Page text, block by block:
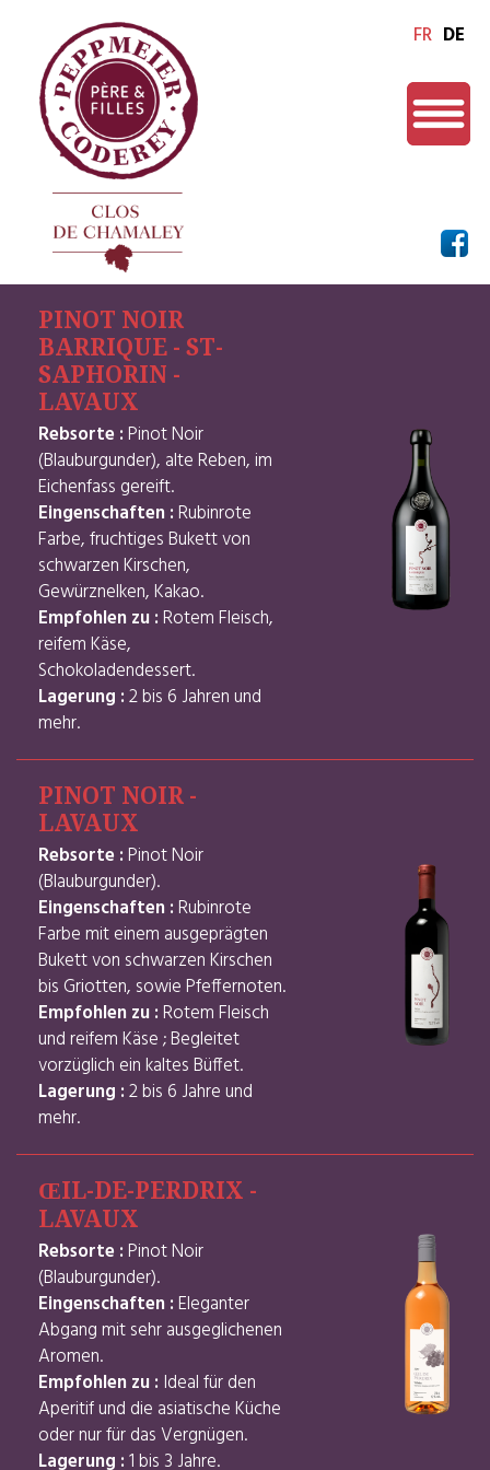
FR DE
PINOT NOIR
BARRIQUE - ST-
SAPHORIN -
LAVAUX
Rebsorte :Pinot Noir
(Blauburgunder), alte Reben, im
Eichenfass gereift.
Eingenschaften :Rubinrote
Farbe, fruchtiges Bukett von
schwarzen Kirschen,
Gewürznelken, Kakao.
Empfohlen zu :Rotem Fleisch,
reifem Käse,
Schokoladendessert.
Lagerung :2 bis 6 Jahren und
mehr.
PINOT NOIR -
LAVAUX
Rebsorte :Pinot Noir
(Blauburgunder).
Eingenschaften :Rubinrote
Farbe mit einem ausgeprägten
Bukett von schwarzen Kirschen
bis Griotten, sowie Pfeffernoten.
Empfohlen zu :Rotem Fleisch
und reifem Käse ; Begleitet
vorzüglich ein kaltes Büffet.
Lagerung :2 bis 6 Jahre und
mehr.
ŒIL-DE-PERDRIX -
LAVAUX
Rebsorte :Pinot Noir
(Blauburgunder).
Eingenschaften :Eleganter
Abgang mit sehr ausgeglichenen
Aromen.
Empfohlen zu : Ideal für den
Aperitif und die asiatische Küche
oder nur für das Vergnügen.
Lagerung :1 bis 3 Jahre.